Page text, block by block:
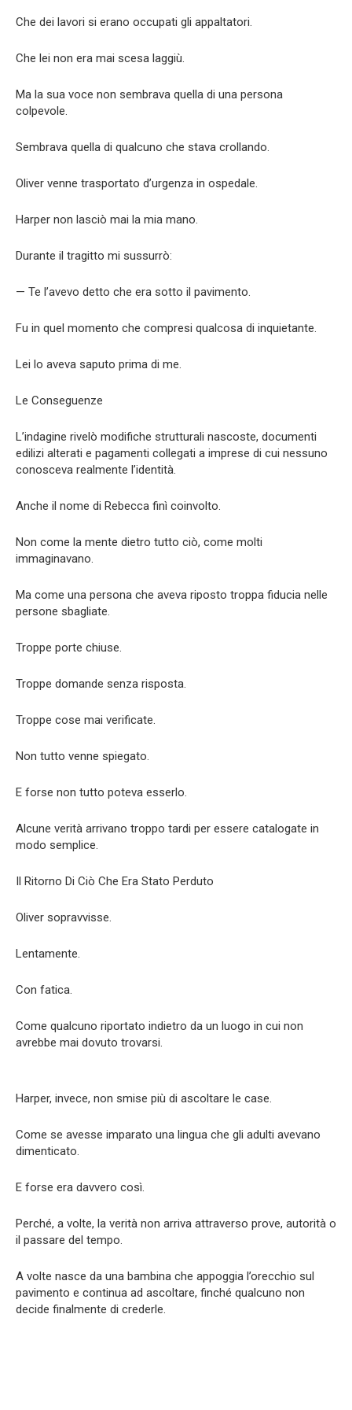
Che dei lavori si erano occupati gli appaltatori.
Che lei non era mai scesa laggiù.
Ma la sua voce non sembrava quella di una persona
colpevole.
Sembrava quella di qualcuno che stava crollando.
Oliver venne trasportato d’urgenza in ospedale.
Harper non lasciò mai la mia mano.
Durante il tragitto mi sussurrò:
— Te l’avevo detto che era sotto il pavimento.
Fu in quel momento che compresi qualcosa di inquietante.
Lei lo aveva saputo prima di me.
Le Conseguenze
L’indagine rivelò modifiche strutturali nascoste, documenti
edilizi alterati e pagamenti collegati a imprese di cui nessuno
conosceva realmente l’identità.
Anche il nome di Rebecca finì coinvolto.
Non come la mente dietro tutto ciò, come molti
immaginavano.
Ma come una persona che aveva riposto troppa fiducia nelle
persone sbagliate.
Troppe porte chiuse.
Troppe domande senza risposta.
Troppe cose mai verificate.
Non tutto venne spiegato.
E forse non tutto poteva esserlo.
Alcune verità arrivano troppo tardi per essere catalogate in
modo semplice.
Il Ritorno Di Ciò Che Era Stato Perduto
Oliver sopravvisse.
Lentamente.
Con fatica.
Come qualcuno riportato indietro da un luogo in cui non
avrebbe mai dovuto trovarsi.
Harper, invece, non smise più di ascoltare le case.
Come se avesse imparato una lingua che gli adulti avevano
dimenticato.
E forse era davvero così.
Perché, a volte, la verità non arriva attraverso prove, autorità o
il passare del tempo.
A volte nasce da una bambina che appoggia l’orecchio sul
pavimento e continua ad ascoltare, finché qualcuno non
decide finalmente di crederle.